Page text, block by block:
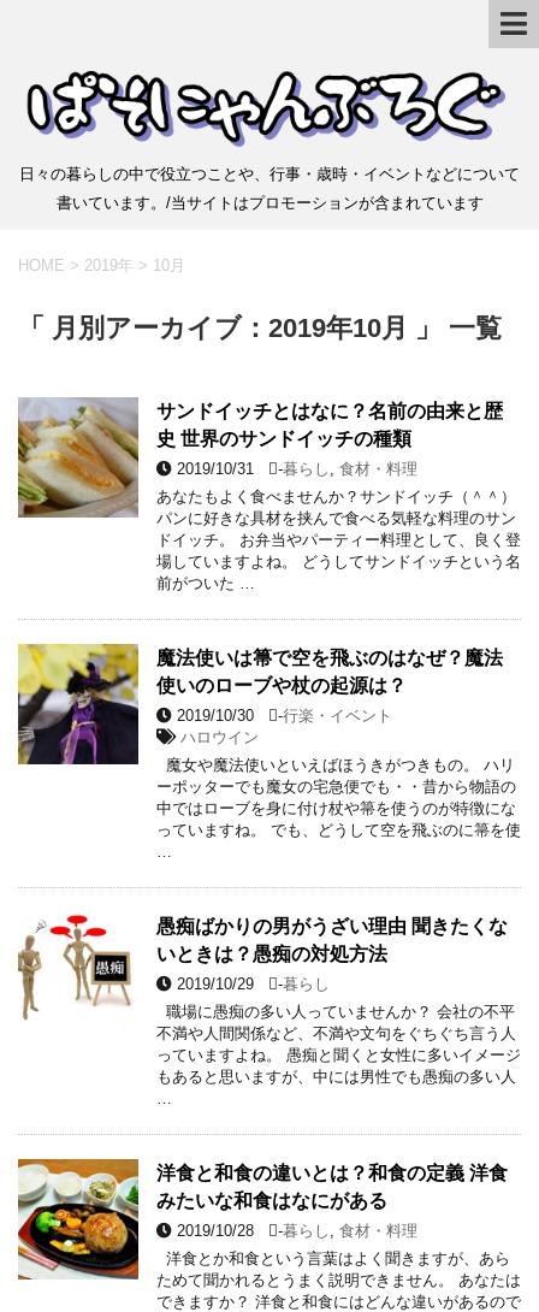
日々の暮らしの中で役立つことや、行事・歳時・イベントなどについて
書いています。/当サイトはプロモーションが含まれています
HOME > 2019年 > 10月
「 月別アーカイブ：2019年10月 」 一覧
サンドイッチとはなに？名前の由来と歴
史 世界のサンドイッチの種類
2019/10/31 -暮らし
食材・料理
あなたもよく食べませんか？サンドイッチ（＾＾）
パンに好きな具材を挟んで食べる気軽な料理のサン
ドイッチ。 お弁当やパーティー料理として、良く登
場していますよね。 どうしてサンドイッチという名
前がついた …
魔法使いは箒で空を飛ぶのはなぜ？魔法
使いのローブや杖の起源は？
2019/10/30 -行楽・イベント
ハロウイン
魔女や魔法使いといえばほうきがつきもの。 ハリ
ーポッターでも魔女の宅急便でも・・昔から物語の
中ではローブを身に付け杖や箒を使うのが特徴にな
っていますね。 でも、どうして空を飛ぶのに箒を使
愚痴ばかりの男がうざい理由 聞きたくな
いときは？愚痴の対処方法
2019/10/29 -暮らし
職場に愚痴の多い人っていませんか？ 会社の不平
不満や人間関係など、不満や文句をぐちぐち言う人
っていますよね。 愚痴と聞くと女性に多いイメージ
もあると思いますが、中には男性でも愚痴の多い人
洋食と和食の違いとは？和食の定義 洋食
みたいな和食はなにがある
2019/10/28 -暮らし
食材・料理
洋食とか和食という言葉はよく聞きますが、あら
ためて聞かれるとうまく説明できません。 あなたは
できますか？ 洋食と和食にはどんな違いがあるので